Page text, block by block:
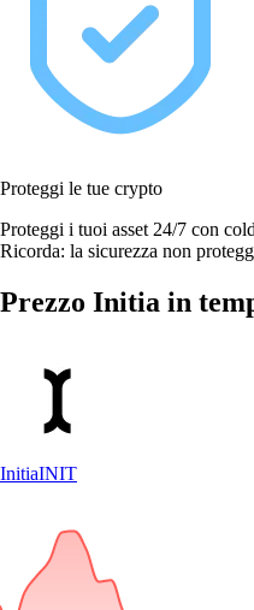
Proteggi le tue crypto
Proteggi i tuoi asset 24/7 con
Ricorda: la sicurezza non
Prezzo Initia in
InitiaINIT